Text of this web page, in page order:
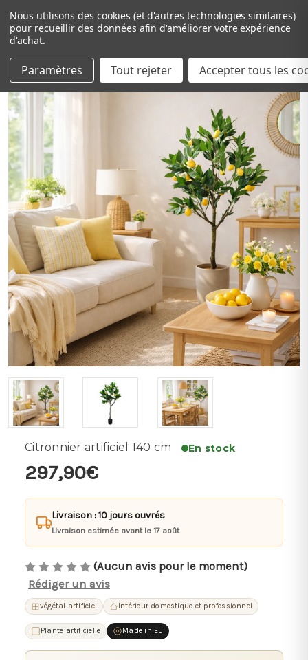
Passer au contenu principal
Citronnier artificiel 140 cm En stock
297,90€
Livraison : 10 jours ouvrés
Livraison estimée avant le 17 août
(Aucun avis pour le moment)
Rédiger un avis
végétal artificiel Intérieur domestique et professionnel
Plante artificielle Made in EU
Nous utilisons des cookies (et d'autres technologies similaires)
pour recueillir des données afin d'améliorer votre expérience
d'achat.
Paramètres Tout rejeter Accepter tous les